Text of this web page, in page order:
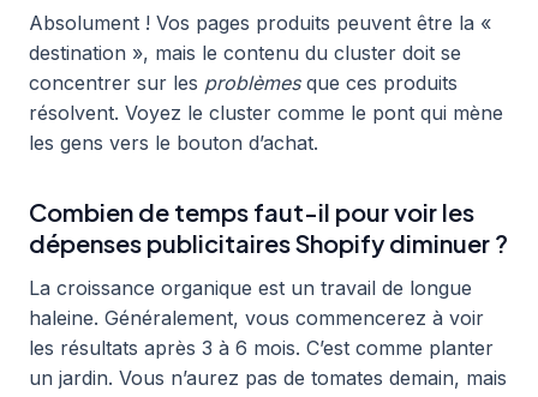
Absolument ! Vos pages produits peuvent être la «
destination », mais le contenu du cluster doit se
concentrer sur les problèmesque ces produits
résolvent. Voyez le cluster comme le pont qui mène
les gens vers le bouton d’achat.
Combien de temps faut-il pour voir les
dépenses publicitaires Shopify diminuer ?
La croissance organique est un travail de longue
haleine. Généralement, vous commencerez à voir
les résultats après 3 à 6 mois. C’est comme planter
un jardin. Vous n’aurez pas de tomates demain, mais